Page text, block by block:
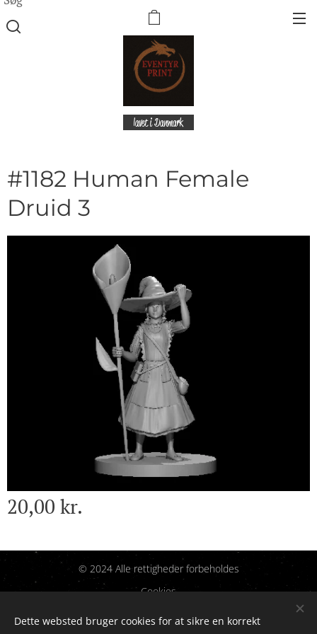
lavet i Danmark
#1182 Human Female
Druid 3
20,00 kr.
© 2024 Alle rettigheder forbeholdes
Cookies
Sprog
Dette websted bruger cookies for at sikre en korrekt